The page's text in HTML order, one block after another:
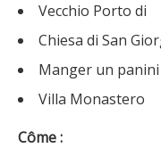
Vecchio Porto di
Chiesa di San
Manger un
Villa Monastero
Côme :